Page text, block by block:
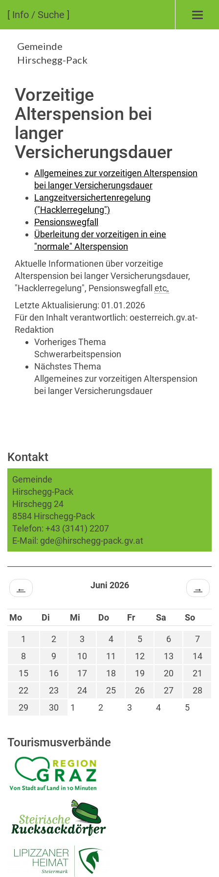
[ Info / Suche ]
Gemeinde
Hirschegg-Pack
Vorzeitige
Alterspension bei
langer
Versicherungsdauer
Allgemeines zur vorzeitigen Alterspension
bei langer Versicherungsdauer
Langzeitversichertenregelung
("Hacklerregelung")
Pensionswegfall
Überleitung der vorzeitigen in eine
"normale" Alterspension
Aktuelle Informationen über vorzeitige
Alterspension bei langer Versicherungsdauer,
"Hacklerregelung", Pensionswegfall etc.
Letzte Aktualisierung: 01.01.2026
Für den Inhalt verantwortlich: oesterreich.gv.at-
Redaktion
Vorheriges Thema
Schwerarbeitspension
Nächstes Thema
Allgemeines zur vorzeitigen Alterspension
bei langer Versicherungsdauer
Kontakt
Gemeinde
Hirschegg-Pack
Hirschegg 24
8584 Hirschegg-Pack
Telefon: +43 (3141) 2207
E-Mail: gde@hirschegg-pack.gv.at
← Juni 2026 →
Mo Di Mi Do Fr Sa So
1 2 3 4 5 6
7
8
9 10 11 12 13
14
15
16 17 18 19 20
21
22
23 24 25 26 27
28
29
30 1 2 3 4 5
Tourismusverbände